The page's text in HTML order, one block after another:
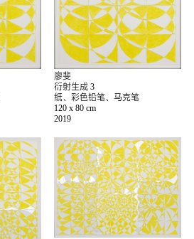
廖斐
衍射生成 3
纸、彩色铅笔、马克笔
120 x 80 cm
2019